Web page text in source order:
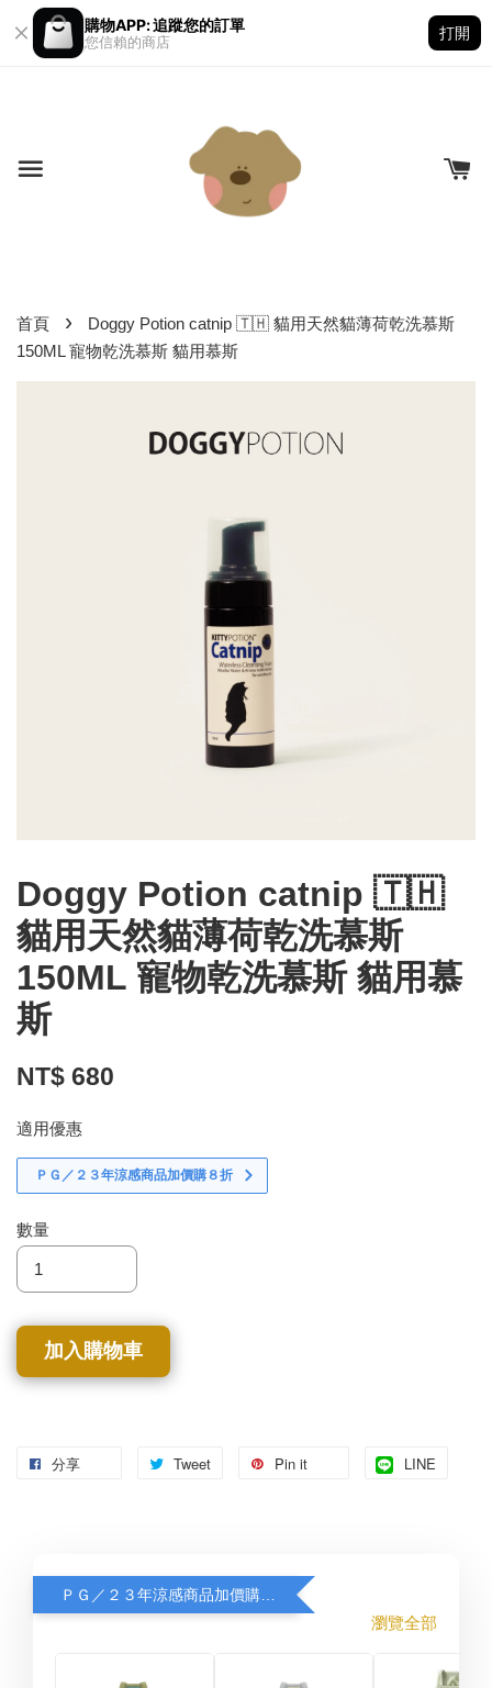
購物APP: 追蹤您的訂單
您信賴的商店
打開
首頁 ›
Doggy Potion catnip 🇹🇭 貓用天然貓薄荷乾洗慕斯
150ML 寵物乾洗慕斯 貓用慕斯
Doggy Potion catnip 🇹🇭
貓用天然貓薄荷乾洗慕斯
150ML 寵物乾洗慕斯 貓用慕
斯
NT$ 680
適用優惠
ＰＧ／２３年涼感商品加價購８折
數量
加入購物車
分享 Tweet Pin it LINE
瀏覽全部